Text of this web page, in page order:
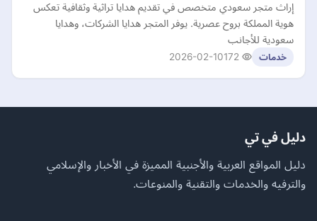
إراث متجر سعودي متخصص في تقديم هدايا تراثية وثقافية تعكس
هوية المملكة بروح عصرية. يوفر المتجر هدايا الشركات، وهدايا
سعودية للأجانب
خدمات 2026-02-10
دليل في تي
دليل المواقع العربية والأجنبية المميزة في الأخبار والإسلامي
والترفيه والخدمات والتقنية والمنوعات.